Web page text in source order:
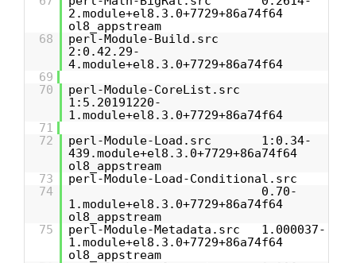
2.module+el8.3.0+7729+86a74f64
ol8_appstream
68
perl-Module-Build.src
2:0.42.29-
4.module+el8.3.0+7729+86a74f64
69
70
perl-Module-CoreList.src
1:5.20191220-
1.module+el8.3.0+7729+86a74f64
71
72
perl-Module-Load.src 1:0.34-
439.module+el8.3.0+7729+86a74f64
ol8_appstream
73
perl-Module-Load-Conditional.src
74
0.70-
1.module+el8.3.0+7729+86a74f64
ol8_appstream
75
perl-Module-Metadata.src 1.000037-
1.module+el8.3.0+7729+86a74f64
ol8_appstream